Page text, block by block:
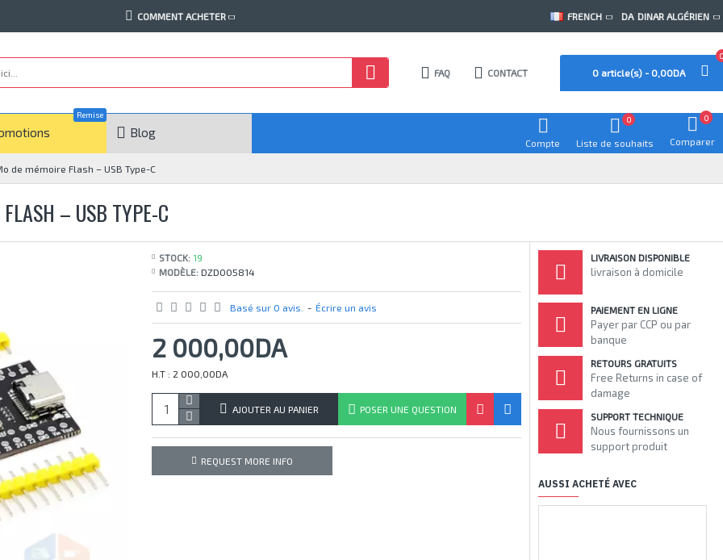
COMMENT ACHETER FRENCH DA DINAR ALGÉRIEN
FAQ CONTACT 0 article(s) - 0,00DA
Remise
Blog
Compte Liste de souhaits
0
Comparer
0
de mémoire Flash – USB Type-C
– USB TYPE-C
STOCK: 19
MODÈLE: DZD005814
Basé sur 0 avis. - Écrire un avis
2 000,00DA
H.T : 2 000,00DA
AJOUTER AU PANIER POSER UNE QUESTION
REQUEST MORE INFO
LIVRAISON DISPONIBLE
livraison à domicile
PAIEMENT EN LIGNE
Payer par CCP ou par
banque
RETOURS GRATUITS
Free Returns in case of
damage
SUPPORT TECHNIQUE
Nous fournissons un
support produit
AUSSI ACHETÉ AVEC